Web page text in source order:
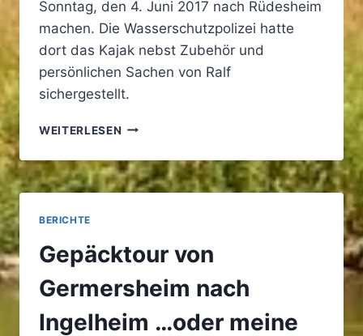
Sonntag, den 4. Juni 2017 nach Rüdesheim
machen. Die Wasserschutzpolizei hatte
dort das Kajak nebst Zubehör und
persönlichen Sachen von Ralf
sichergestellt.
WEITERLESEN ABSCHIED
RALF
PHILIPP
BERICHTE
Gepäcktour von
Germersheim nach
Ingelheim …oder meine